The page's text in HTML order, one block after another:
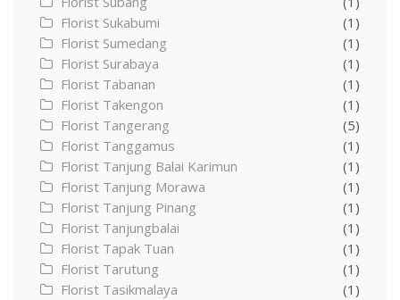
Florist Sukabumi
(1)
Florist Sumedang
(1)
Florist Surabaya
(1)
Florist Tabanan
(1)
Florist Takengon
(1)
Florist Tangerang
(5)
Florist Tanggamus
(1)
Florist Tanjung Balai Karimun
(1)
Florist Tanjung Morawa
(1)
Florist Tanjung Pinang
(1)
Florist Tanjungbalai
(1)
Florist Tapak Tuan
(1)
Florist Tarutung
(1)
Florist Tasikmalaya
(1)